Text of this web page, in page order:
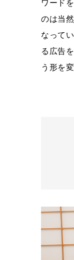
ワード
のは当
なって
る広告
う形を